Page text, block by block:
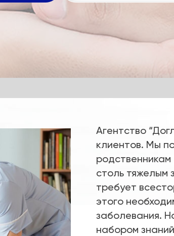
Агентство
клиентов. Мы
родственникам
столь тяжелым
требует
этого
заболевания.
набором